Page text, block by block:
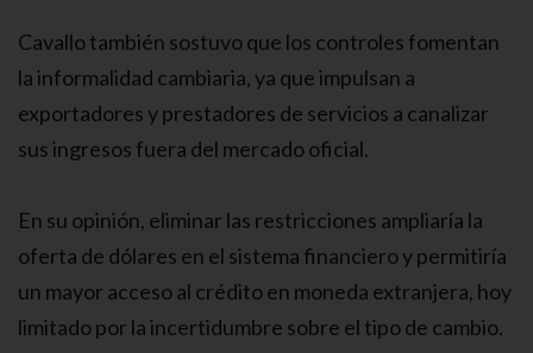
Cavallo también sostuvo que los controles fomentan
la informalidad cambiaria, ya que impulsan a
exportadores y prestadores de servicios a canalizar
sus ingresos fuera del mercado oficial.
En su opinión, eliminar las restricciones ampliaría la
oferta de dólares en el sistema financiero y permitiría
un mayor acceso al crédito en moneda extranjera, hoy
limitado por la incertidumbre sobre el tipo de cambio.